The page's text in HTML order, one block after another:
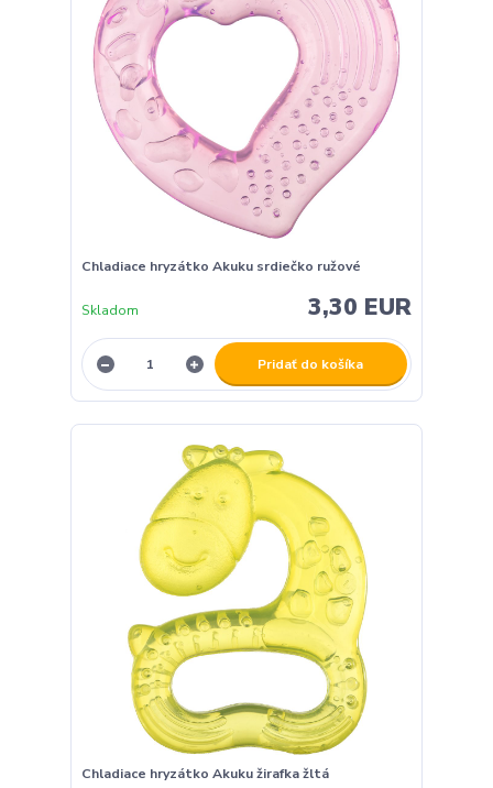
Chladiace hryzátko Akuku srdiečko ružové
3,30 EUR
Skladom
Pridať do košíka
Chladiace hryzátko Akuku žirafka žltá